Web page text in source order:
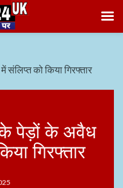
को किया गिरफ्तार
पेड़ों के अवैध
गिरफ्तार